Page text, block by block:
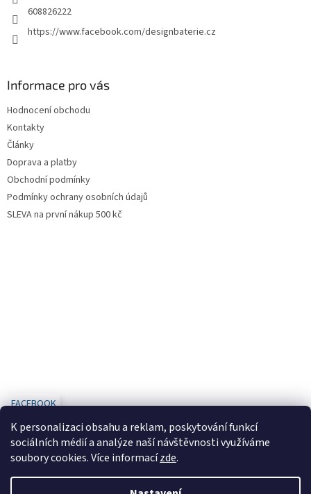
K personalizaci obsahu a reklam, poskytování funkcí
sociálních médií a analýze naší návštěvnosti využíváme
soubory cookies. Více informacízde.
608826222
https://www.facebook.com/designbaterie.cz
Informace pro vás
Hodnocení obchodu
Kontakty
Články
Doprava a platby
Obchodní podmínky
Podmínky ochrany osobních údajů
SLEVA na první nákup 500 kč
FACEBOOK